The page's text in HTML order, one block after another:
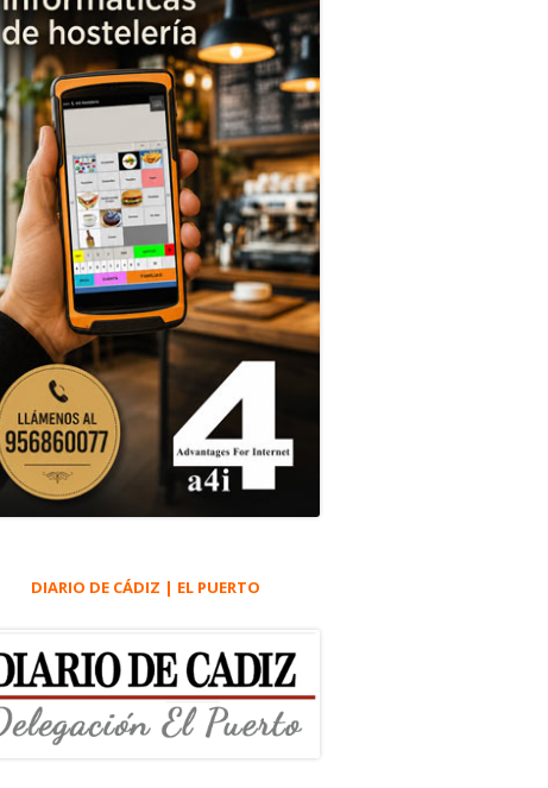
DIARIO DE CÁDIZ | EL PUERTO